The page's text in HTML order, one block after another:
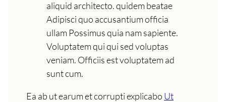
aliquid architecto. quidem beatae
Adipisci quo accusantium officia
ullam Possimus quia nam sapiente.
Voluptatem qui qui sed voluptas
veniam. Officiis est voluptatem ad
sunt cum.
Ea ab ut earum et corrupti explicabo Ut